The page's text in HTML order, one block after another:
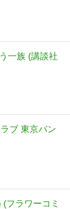
一族 (講談社
ブ 東京バン
フラワーコミ